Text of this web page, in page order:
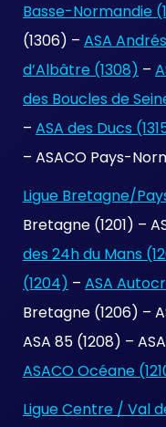
Basse-Normandie
(1306) – ASA
d’Albâtre (1308) –
des Boucles de
– ASA des Ducs
– ASACO Pays-
Ligue Bretagne/
Bretagne (1201) –
des 24h du Mans
(1204) – ASA
Bretagne (1206) –
ASA 85 (1208) –
ASACO Océane
Ligue Centre / Val